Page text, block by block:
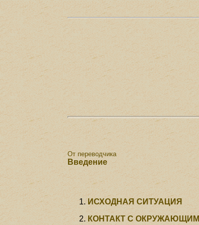
От переводчика
Введение
ИСХОДНАЯ СИТУАЦИЯ
КОНТАКТ С ОКРУЖАЮЩИМ